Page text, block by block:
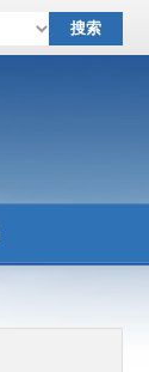
搜索